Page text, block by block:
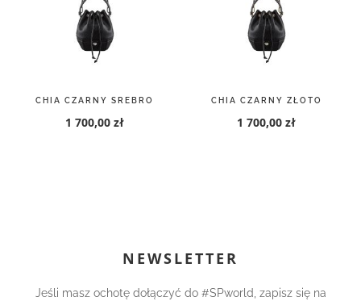
CHIA CZARNY SREBRO
1 700,00 zł
CHIA CZARNY ZŁOTO
1 700,00 zł
NEWSLETTER
Jeśli masz ochotę dołączyć do #SPworld, zapisz się na